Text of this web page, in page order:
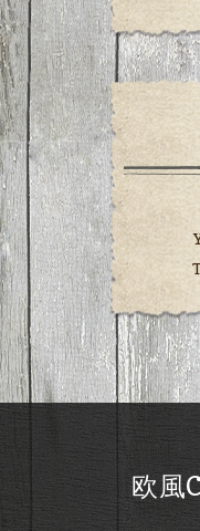
欧風